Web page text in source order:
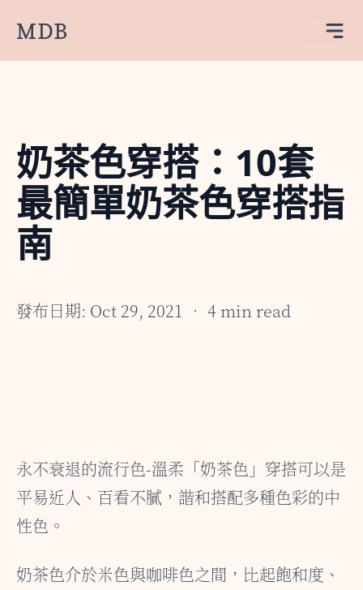
MDB
奶茶色穿搭：10套
最簡單奶茶色穿搭指
南
發布日期: Oct 29, 2021 • 4 min read
永不衰退的流行色-溫柔「奶茶色」穿搭可以是
平易近人、百看不膩，諧和搭配多種色彩的中
性色。
奶茶色介於米色與咖啡色之間，比起飽和度、